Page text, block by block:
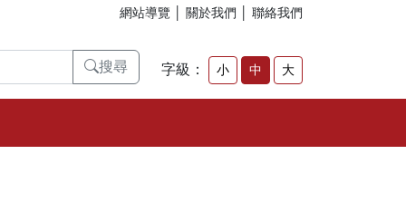
網站導覽 關於我們 聯絡我們
搜尋 字級： 小 中 大